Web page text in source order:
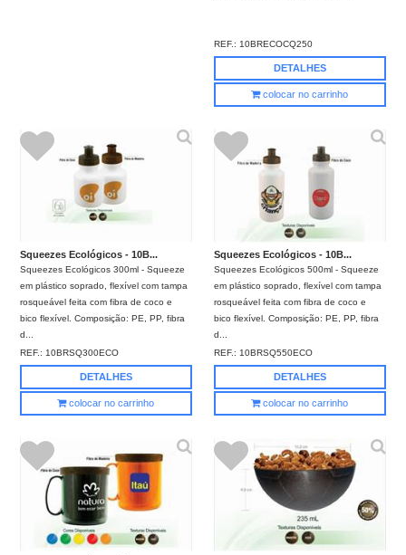
REF.: 10BRECOCQ250
DETALHES
colocar no carrinho
Squeezes Ecológicos - 10B...
Squeezes Ecológicos 300ml - Squeeze
em plástico soprado, flexível com tampa
rosqueável feita com fibra de coco e
bico flexível. Composição: PE, PP, fibra
d...
REF.:10BRSQ300ECO
DETALHES
colocar no carrinho
Squeezes Ecológicos - 10B...
Squeezes Ecológicos 500ml - Squeeze
em plástico soprado, flexível com tampa
rosqueável feita com fibra de coco e
bico flexível. Composição: PE, PP, fibra
d...
REF.:10BRSQ550ECO
DETALHES
colocar no carrinho